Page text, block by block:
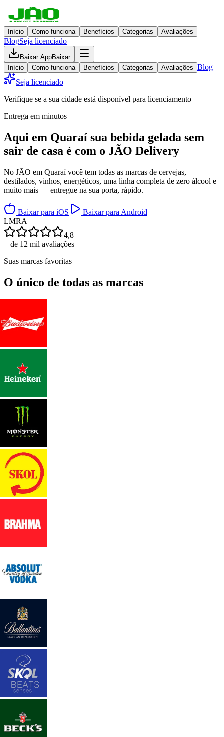
Início Como funciona Benefícios Categorias Avaliações
BlogSeja licenciado
Baixar AppBaixar
Início
Como funciona Benefícios Categorias Avaliações Blog
Seja licenciado
Verifique se a sua cidade está disponível para licenciamento
Entrega em minutos
Aqui em Quaraí sua bebida gelada sem
sair de casa é com o JÃO Delivery
No JÃO em Quaraí você tem todas as marcas de cervejas,
destilados, vinhos, energéticos, uma linha completa de zero álcool e
muito mais — entregue na sua porta, rápido.
Baixar para iOS
Baixar para Android
LMRA
4,8
+ de 12 mil avaliações
Suas marcas favoritas
O único de todas as marcas